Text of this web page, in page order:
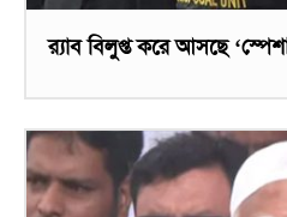
র‌্যাব বিলুপ্ত করে আসছে